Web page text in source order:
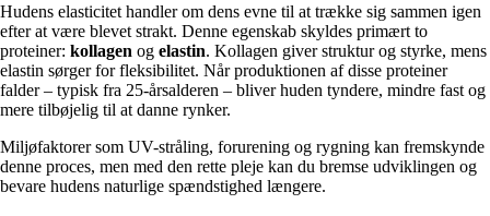
Hudens elasticitet handler om dens evne til at trække sig sammen igen
efter at være blevet strakt. Denne egenskab skyldes primært to
proteiner: kollagen og elastin. Kollagen giver struktur og styrke, mens
elastin sørger for fleksibilitet. Når produktionen af disse proteiner
falder – typisk fra 25-årsalderen – bliver huden tyndere, mindre fast og
mere tilbøjelig til at danne rynker.
Miljøfaktorer som UV-stråling, forurening og rygning kan fremskynde
denne proces, men med den rette pleje kan du bremse udviklingen og
bevare hudens naturlige spændstighed længere.